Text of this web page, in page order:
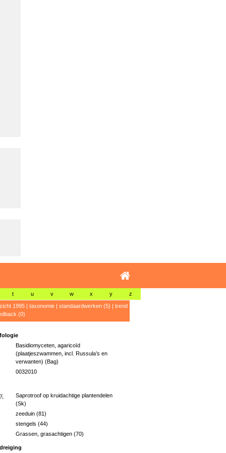
t u v w x y z
1995| taxonomie| standaardwerken (5) | trend
(0)
Basidiomyceten, agaricoïd
(plaatjeszwammen, incl. Russula’s en
verwanten) (Bag)
0032010
Saprotroof op kruidachtige plantendelen
(Sk)
zeeduin (81)
stengels (44)
Grassen, grasachtigen (70)